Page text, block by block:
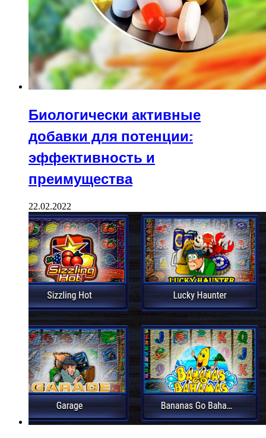
Биологически активные
добавки для потенции:
эффективность и
преимущества
22.02.2022